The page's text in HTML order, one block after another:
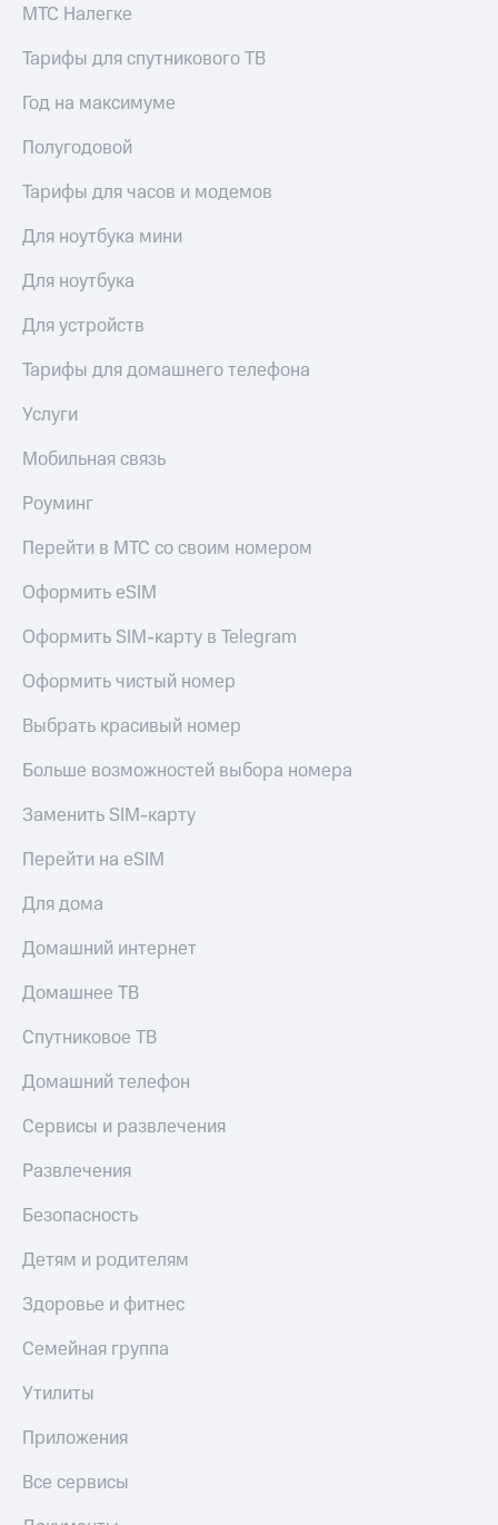
акционера
капитал
и
Рынок
Программа
Порядок
выкупа
акций
Рынок
облигаций
Уведомление
облигаций
Реквизиты
развитие
На главную
МТС Налегке
Тарифы для спутникового ТВ
Год на максимуме
Полугодовой
Тарифы для часов и модемов
Для ноутбука мини
Для ноутбука
Для устройств
Тарифы для домашнего телефона
Услуги
Мобильная связь
Роуминг
Перейти в МТС со своим номером
Оформить eSIM
Оформить SIM-карту в Telegram
Оформить чистый номер
Выбрать красивый номер
Больше возможностей выбора номера
Заменить SIM-карту
Перейти на eSIM
Для дома
Домашний интернет
Домашнее ТВ
Спутниковое ТВ
Домашний телефон
Сервисы и развлечения
Развлечения
Безопасность
Детям и родителям
Здоровье и фитнес
Семейная группа
Утилиты
Приложения
Все сервисы